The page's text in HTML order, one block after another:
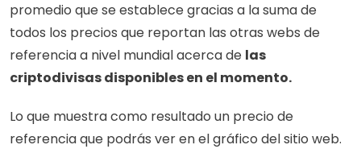
promedio que se establece gracias a la suma de
todos los precios que reportan las otras webs de
referencia a nivel mundial acerca de las
criptodivisas disponibles en el momento.
Lo que muestra como resultado un precio de
referencia que podrás ver en el gráfico del sitio web.